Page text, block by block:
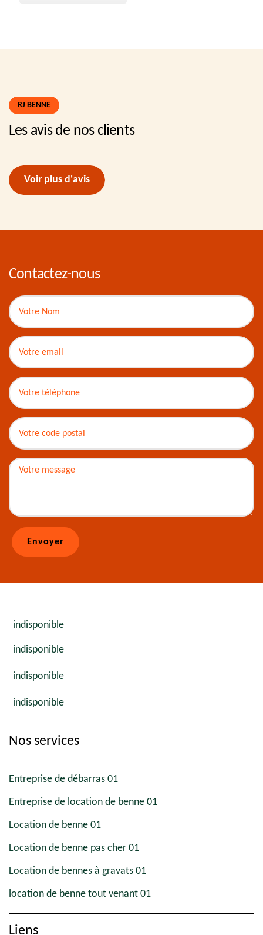
RJ BENNE
Les avis de nos clients
Voir plus d'avis
Contactez-nous
indisponible
indisponible
indisponible
indisponible
Nos services
Entreprise de débarras 01
Entreprise de location de benne 01
Location de benne 01
Location de benne pas cher 01
Location de bennes à gravats 01
location de benne tout venant 01
Liens